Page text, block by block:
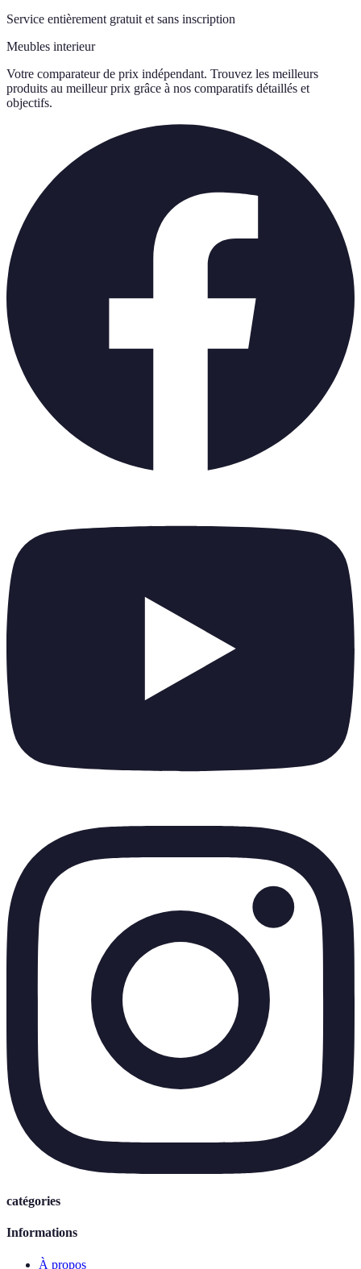
Service entièrement gratuit et sans inscription
Meubles interieur
Votre comparateur de prix indépendant. Trouvez les meilleurs
produits au meilleur prix grâce à nos comparatifs détaillés et
objectifs.
catégories
Informations
À propos